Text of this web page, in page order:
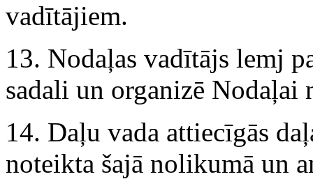
vadītājiem.
13. Nodaļas vadītājs lemj
sadali un organizē
14. Daļu vada attiecīgās
noteikta šajā nolikumā un